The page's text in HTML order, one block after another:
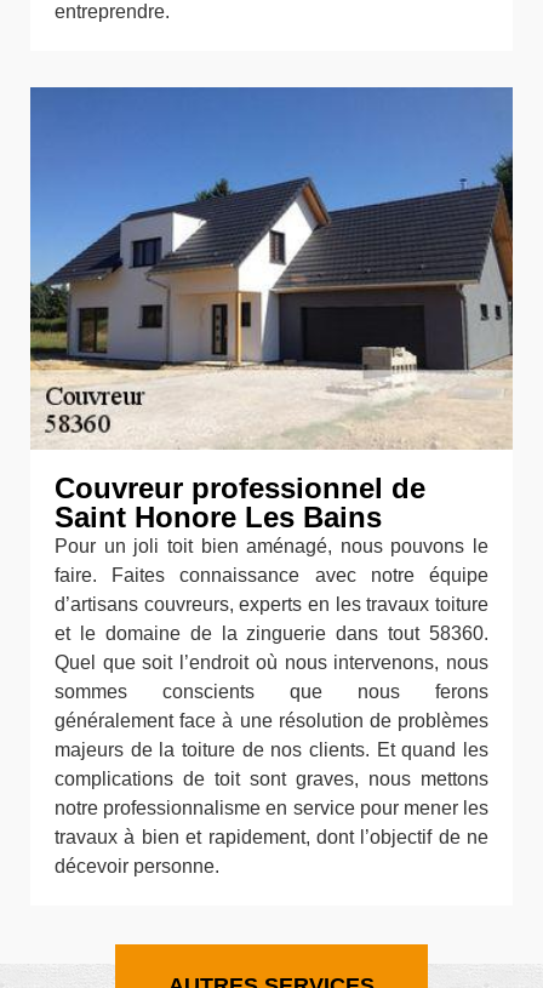
entreprendre.
Couvreur professionnel de
Saint Honore Les Bains
Pour un joli toit bien aménagé, nous pouvons le
faire. Faites connaissance avec notre équipe
d’artisans couvreurs, experts en les travaux toiture
et le domaine de la zinguerie dans tout 58360.
Quel que soit l’endroit où nous intervenons, nous
sommes conscients que nous ferons
généralement face à une résolution de problèmes
majeurs de la toiture de nos clients. Et quand les
complications de toit sont graves, nous mettons
notre professionnalisme en service pour mener les
travaux à bien et rapidement, dont l’objectif de ne
décevoir personne.